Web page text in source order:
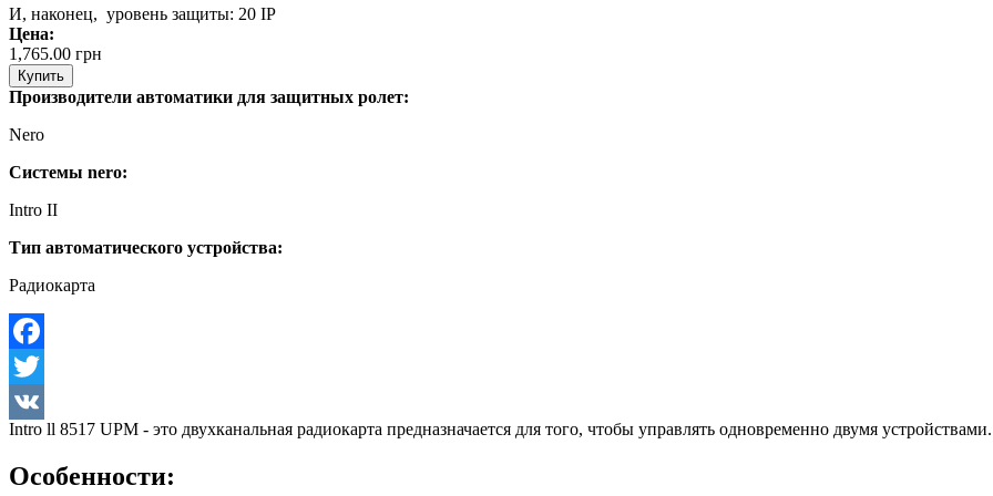
И, наконец, уровень защиты: 20 IP
Цена:
1,765.00 грн
Купить
Производители автоматики для защитных ролет:
Nero
Системы nero:
Intro II
Тип автоматического устройства:
Радиокарта
Facebook
Twitter
VK
Intro ll 8517 UPM - это двухканальная радиокарта предназначается для того, чтобы управлять одновременно двумя
Особенности: